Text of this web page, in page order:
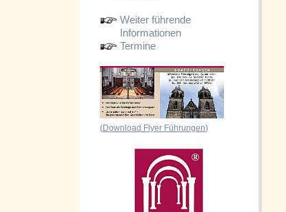
Weiter führende
Informationen
Termine
(Download Flyer Führungen)